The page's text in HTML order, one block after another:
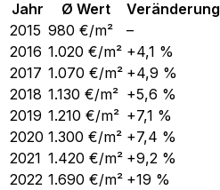
Jahr Ø Wert
Veränderung
2015 980 €/m²
–
2016 1.020 €/m² +4,1 %
2017 1.070 €/m² +4,9 %
2018 1.130 €/m² +5,6 %
2019 1.210 €/m² +7,1 %
2020 1.300 €/m² +7,4 %
2021 1.420 €/m² +9,2 %
2022 1.690 €/m² +19 %